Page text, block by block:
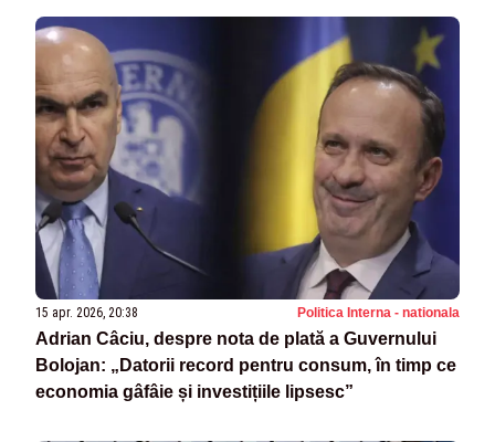
15 apr. 2026, 20:38 Politica Interna - nationala
Adrian Câciu, despre nota de plată a Guvernului
Bolojan: „Datorii record pentru consum, în timp ce
economia gâfâie și investițiile lipsesc”